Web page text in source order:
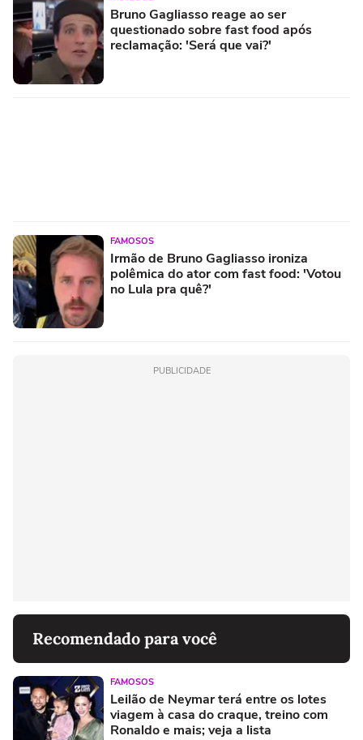
Bruno Gagliasso reage ao ser
questionado sobre fast food após
reclamação: 'Será que vai?'
FAMOSOS
Irmão de Bruno Gagliasso ironiza
polêmica do ator com fast food: 'Votou
no Lula pra quê?'
PUBLICIDADE
Recomendado para você
FAMOSOS
Leilão de Neymar terá entre os lotes
viagem à casa do craque, treino com
Ronaldo e mais; veja a lista